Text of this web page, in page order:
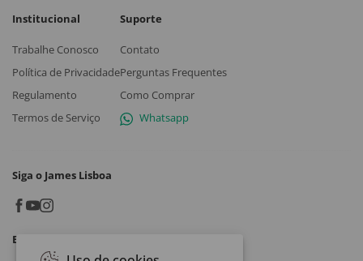
Institucional
Trabalhe Conosco
Política de Privacidade
Regulamento
Termos de Serviço
Suporte
Contato
Perguntas Frequentes
Como Comprar
Whatsapp
Siga o James Lisboa
Baixe o App